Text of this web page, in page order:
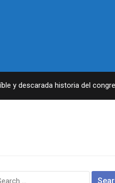
descarada historia del